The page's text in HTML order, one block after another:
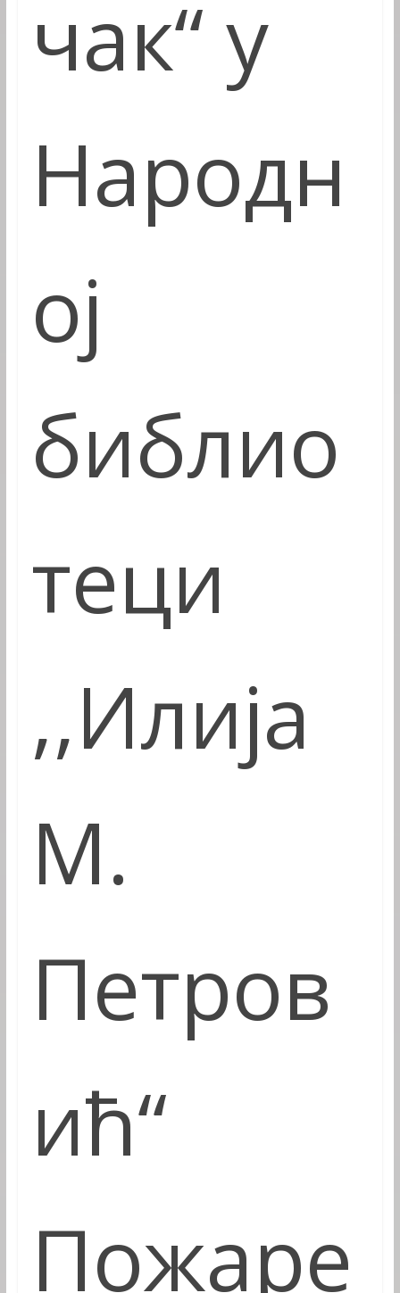
чак“ у
Народн
ој
библио
теци
,,Илија
М.
Петров
ић“
Пожаре